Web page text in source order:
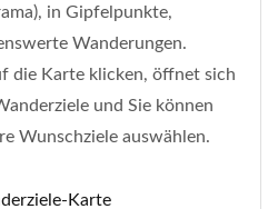
in Gipfelpunkte,
Wanderungen.
die Karte klicken, öffnet sich
und Sie können
Wunschziele auswählen.